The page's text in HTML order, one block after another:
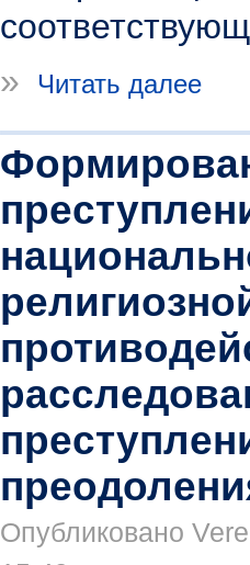
»
Читать далее
Опубликовано